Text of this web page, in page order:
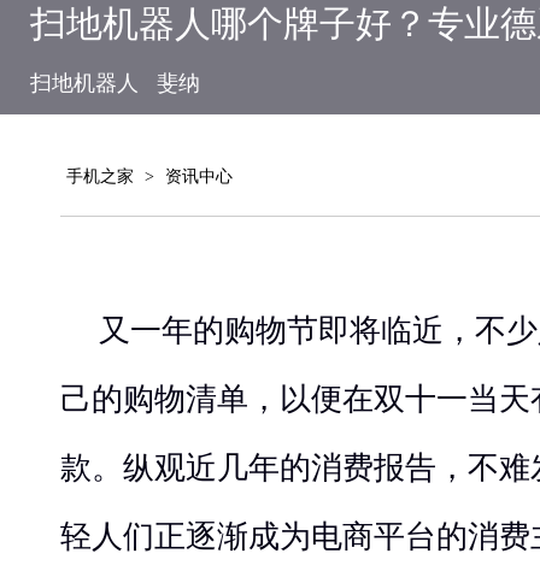
扫地机器人哪个牌子好？专业
扫地机器人 斐纳
手机之家 > 资讯中心
又一年的购物节即将临近，不
己的购物清单，以便在双十一当
款。纵观近几年的消费报告，不
轻人们正逐渐成为电商平台的消